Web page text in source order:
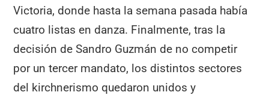
Victoria, donde hasta la semana pasada había
cuatro listas en danza. Finalmente, tras la
decisión de Sandro Guzmán de no competir
por un tercer mandato, los distintos sectores
del kirchnerismo quedaron unidos y